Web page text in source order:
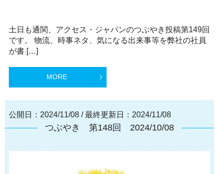
土日も通関、アクセス・ジャパンのつぶやき投稿第149回
です。 物流、時事ネタ、気になる出来事等を弊社の社員
が書 […]
MORE
公開日：2024/11/08 /最終更新日：2024/11/08
つぶやき 第148回 2024/10/08